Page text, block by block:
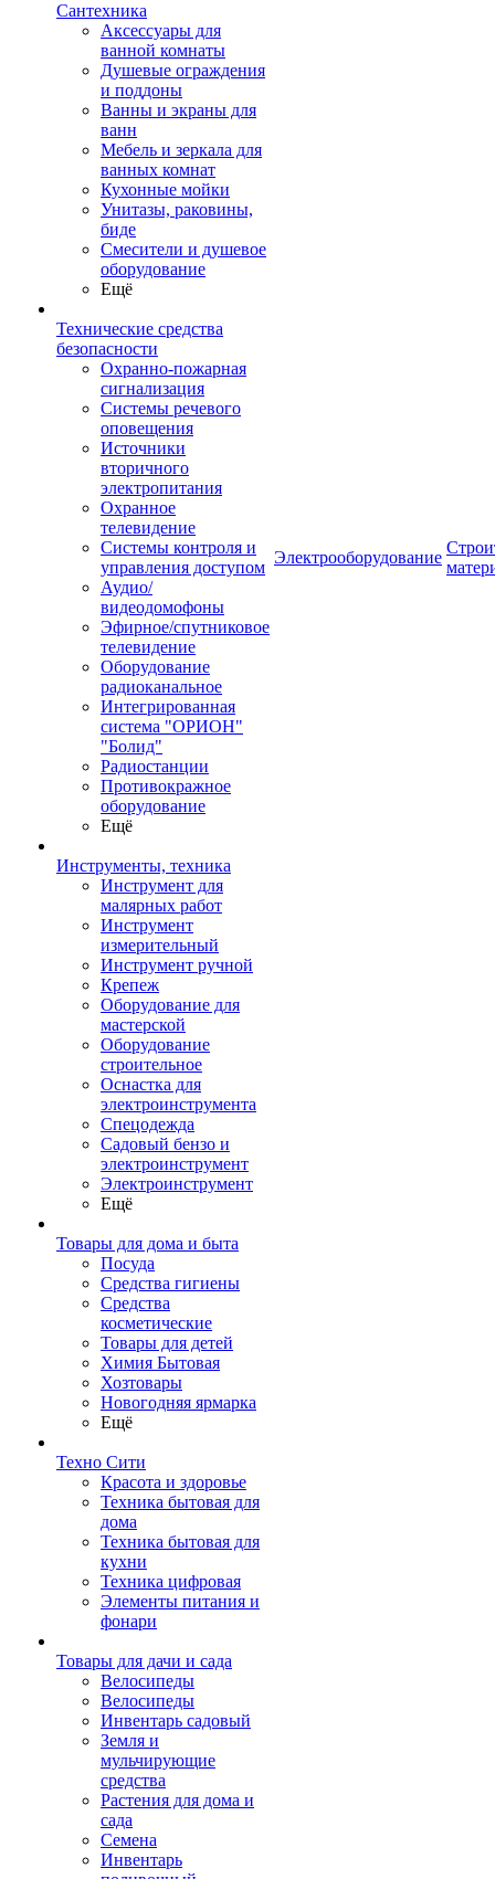
Сантехника
Аксессуары для
ванной комнаты
Душевые ограждения
и поддоны
Ванны и экраны для
ванн
Мебель и зеркала для
ванных комнат
Кухонные мойки
Унитазы, раковины,
биде
Смесители и душевое
оборудование
Ещё
Технические средства
безопасности
Охранно-пожарная
сигнализация
Системы речевого
оповещения
Источники
вторичного
электропитания
Охранное
телевидение
Системы контроля и
управления доступом
Аудио/
видеодомофоны
Эфирное/спутниковое
телевидение
Оборудование
радиоканальное
Интегрированная
система "ОРИОН"
"Болид"
Радиостанции
Противокражное
оборудование
Ещё
Инструменты, техника
Инструмент для
малярных работ
Инструмент
измерительный
Инструмент ручной
Крепеж
Оборудование для
мастерской
Оборудование
строительное
Оснастка для
электроинструмента
Спецодежда
Садовый бензо и
электроинструмент
Электроинструмент
Ещё
Товары для дома и быта
Посуда
Средства гигиены
Средства
косметические
Товары для детей
Химия Бытовая
Хозтовары
Новогодняя ярмарка
Ещё
Техно Сити
Красота и здоровье
Техника бытовая для
дома
Техника бытовая для
кухни
Техника цифровая
Элементы питания и
фонари
Товары для дачи и сада
Велосипеды
Велосипеды
Инвентарь садовый
Земля и
мульчирующие
средства
Растения для дома и
сада
Семена
Инвентарь
Электрооборудование